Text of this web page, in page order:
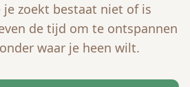
je zoekt bestaat niet of is
de tijd om te ontspannen
waar je heen wilt.